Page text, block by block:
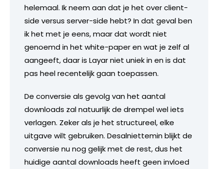
helemaal. Ik neem aan dat je het over client-
side versus server-side hebt? In dat geval ben
ik het met je eens, maar dat wordt niet
genoemd in het white-paper en wat je zelf al
aangeeft, daar is Layar niet uniek in en is dat
pas heel recentelijk gaan toepassen.
De conversie als gevolg van het aantal
downloads zal natuurlijk de drempel wel iets
verlagen. Zeker als je het structureel, elke
uitgave wilt gebruiken. Desalniettemin blijkt de
conversie nu nog gelijk met de rest, dus het
huidige aantal downloads heeft geen invloed